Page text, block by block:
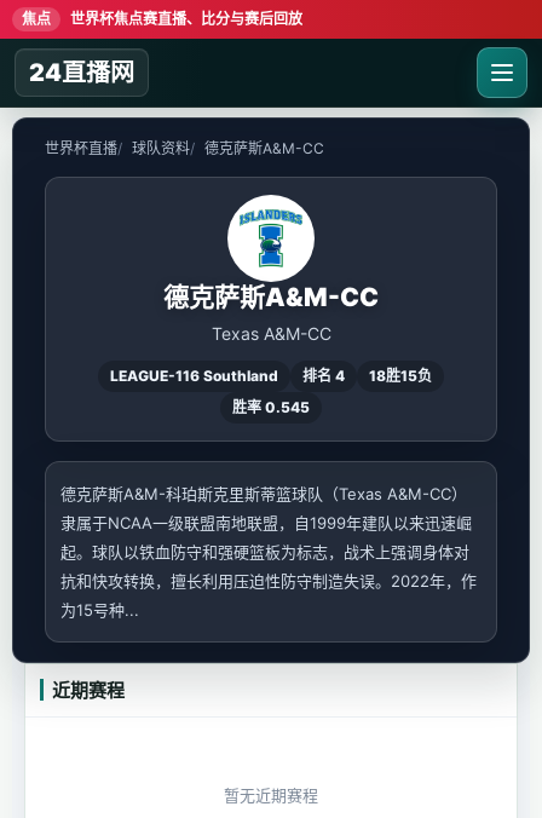
焦点 世界杯焦点赛直播、比分与赛后回放
24直播网
世界杯直播 球队资料 德克萨斯A&M-CC
德克萨斯A&M-CC
Texas A&M-CC
LEAGUE-116 Southland 排名 4
18胜15负
胜率 0.545
德克萨斯A&M-科珀斯克里斯蒂篮球队（Texas A&M-CC）
隶属于NCAA一级联盟南地联盟，自1999年建队以来迅速崛
起。球队以铁血防守和强硬篮板为标志，战术上强调身体对
抗和快攻转换，擅长利用压迫性防守制造失误。2022年，作
为15号种...
近期赛程
暂无近期赛程